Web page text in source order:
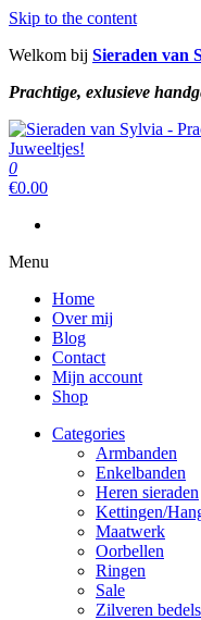
Skip to the content
Welkom bij Sieraden van
Prachtige, exlusieve
Sieraden van Sylvia
Prachtige, exclusieve
Sieraden van Sylvia
Prachtige, exclusieve
0
€0.00
Menu
Home
Over mij
Blog
Contact
Mijn account
Shop
Categories
Armbanden
Enkelbanden
Heren sieraden
Kettingen/
Maatwerk
Oorbellen
Ringen
Sale
Zilveren bedels